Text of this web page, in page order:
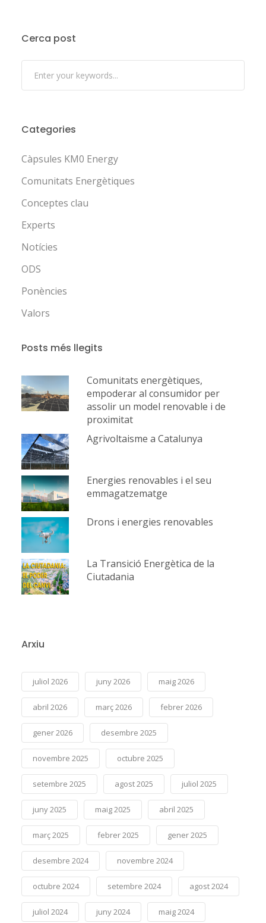
Cerca post
Categories
Càpsules KM0 Energy
Comunitats Energètiques
Conceptes clau
Experts
Notícies
ODS
Ponències
Valors
Posts més llegits
Comunitats energètiques,
empoderar al consumidor per
assolir un model renovable i de
proximitat
Agrivoltaisme a Catalunya
Energies renovables i el seu
emmagatzematge
Drons i energies renovables
La Transició Energètica de la
Ciutadania
Arxiu
juliol 2026 juny 2026 maig 2026
abril 2026 març 2026 febrer 2026
gener 2026 desembre 2025
novembre 2025 octubre 2025
setembre 2025 agost 2025 juliol 2025
juny 2025 maig 2025 abril 2025
març 2025 febrer 2025 gener 2025
desembre 2024 novembre 2024
octubre 2024 setembre 2024 agost 2024
juliol 2024 juny 2024 maig 2024